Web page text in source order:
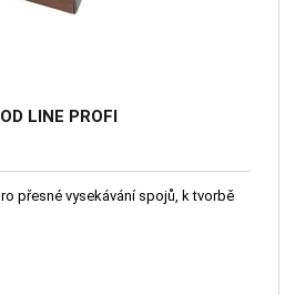
LINE PROFI
přesné vysekávání spojů, k tvorbě